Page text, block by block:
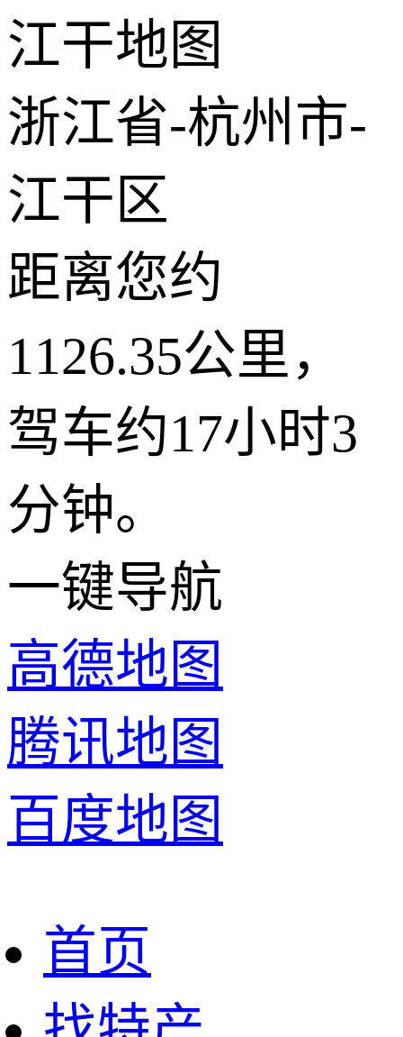
江干地图
© 2026 AutoNavi - GS(2019)6379号
浙江省-杭州市-
江干区
距离您约
1126.35公里，
驾车约17小时3
分钟。
一键导航
高德地图
腾讯地图
百度地图
首页